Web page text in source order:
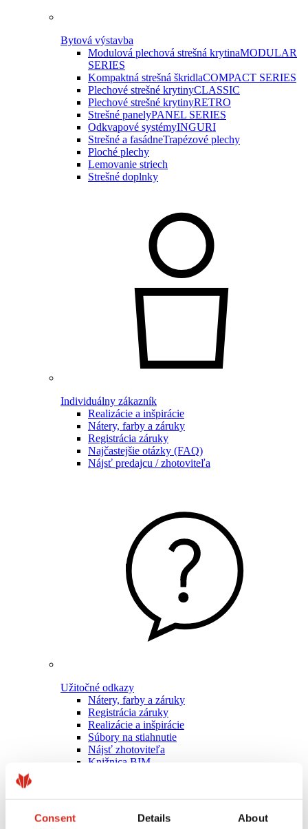
Consent Details About
Bytová výstavba
Modulová plechová strešná krytinaMODULAR
SERIES
Kompaktná strešná škridlaCOMPACT SERIES
Plechové strešné krytinyCLASSIC
Plechové strešné krytinyRETRO
Strešné panelyPANEL SERIES
Odkvapové systémyINGURI
Strešné a fasádneTrapézové plechy
Ploché plechy
Lemovanie striech
Strešné doplnky
Individuálny zákazník
Realizácie a inšpirácie
Nátery, farby a záruky
Registrácia záruky
Najčastejšie otázky (FAQ)
Nájsť predajcu / zhotoviteľa
Užitočné odkazy
Nátery, farby a záruky
Registrácia záruky
Realizácie a inšpirácie
Súbory na stiahnutie
Nájsť zhotoviteľa
Knižnica BIM